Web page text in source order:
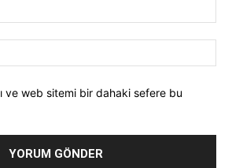
ve web sitemi bir dahaki sefere bu